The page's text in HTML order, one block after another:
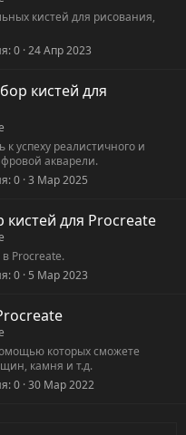
кистей для рисования,
0 24 Апр 2023
кистей для
успеху реалистичного и
акварели.
0 3 Мар 2025
кистей для Procreate
Procreate.
0 5 Мар 2023
которых сможете
камня и т.д.
0 30 Мар 2022